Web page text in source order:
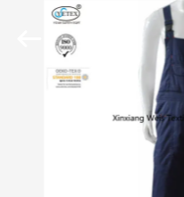
MAISON
Textiles&Garments